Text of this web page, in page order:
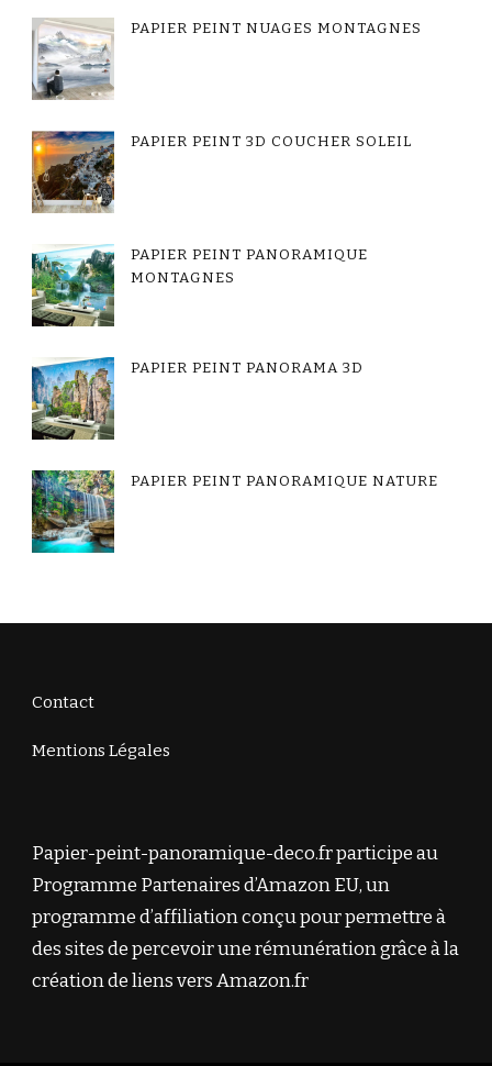
PAPIER PEINT NUAGES MONTAGNES
PAPIER PEINT 3D COUCHER SOLEIL
PAPIER PEINT PANORAMIQUE
MONTAGNES
PAPIER PEINT PANORAMA 3D
PAPIER PEINT PANORAMIQUE NATURE
Contact
Mentions Légales
Papier-peint-panoramique-deco.fr participe au
Programme Partenaires d’Amazon EU, un
programme d’affiliation conçu pour permettre à
des sites de percevoir une rémunération grâce à la
création de liens vers Amazon.fr